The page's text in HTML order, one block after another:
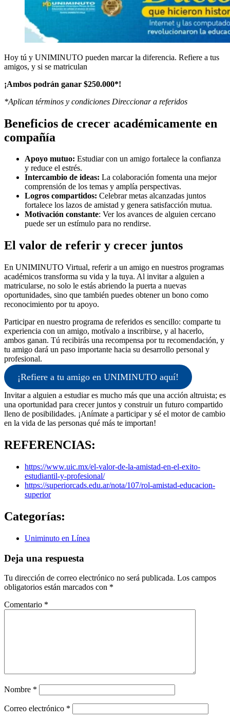
Hoy tú y UNIMINUTO pueden marcar la diferencia. Refiere a tus
amigos, y si se matriculan
¡Ambos podrán ganar $250.000*!
*Aplican términos y condiciones Direccionar a referidos
Beneficios de crecer académicamente en
compañía
Apoyo mutuo: Estudiar con un amigo fortalece la confianza
y reduce el estrés.
Intercambio de ideas: La colaboración fomenta una mejor
comprensión de los temas y amplía perspectivas.
Logros compartidos: Celebrar metas alcanzadas juntos
fortalece los lazos de amistad y genera satisfacción mutua.
Motivación constante: Ver los avances de alguien cercano
puede ser un estímulo para no rendirse.
El valor de referir y crecer juntos
En UNIMINUTO Virtual, referir a un amigo en nuestros programas
académicos transforma su vida y la tuya. Al invitar a alguien a
matricularse, no solo le estás abriendo la puerta a nuevas
oportunidades, sino que también puedes obtener un bono como
reconocimiento por tu apoyo.
Participar en nuestro programa de referidos es sencillo: comparte tu
experiencia con un amigo, motívalo a inscribirse, y al hacerlo,
ambos ganan. Tú recibirás una recompensa por tu recomendación, y
tu amigo dará un paso importante hacia su desarrollo personal y
profesional.
¡Refiere a tu amigo en UNIMINUTO aquí!
Invitar a alguien a estudiar es mucho más que una acción altruista; es
una oportunidad para crecer juntos y construir un futuro compartido
lleno de posibilidades. ¡Anímate a participar y sé el motor de cambio
en la vida de las personas qué más te importan!
REFERENCIAS:
https://www.uic.mx/el-valor-de-la-amistad-en-el-exito-
estudiantil-y-profesional/
https://superiorcads.edu.ar/nota/107/rol-amistad-educacion-
superior
Categorías:
Uniminuto en Línea
Deja una respuesta
Tu dirección de correo electrónico no será publicada. Los campos
obligatorios están marcados con *
Comentario *
Nombre *
Correo electrónico *